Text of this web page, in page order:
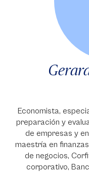
Economista,
preparación y
de empresas y
maestría en
de negocios,
corporativo,